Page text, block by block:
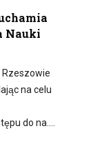
Nauki
Rzeszowie
na celu
do na….